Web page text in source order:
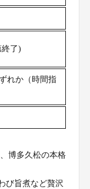
終了)
れか（時間指
博多久松の本格
び旨煮など贅沢